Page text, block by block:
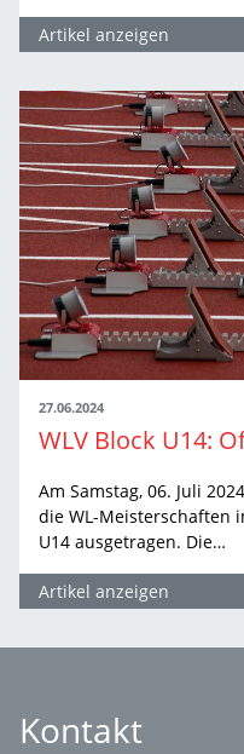
Artikel anzeigen
27.06.2024
Am Samstag, 06. Juli
die WL-Meisterschaften
U14 ausgetragen. Die…
Artikel anzeigen
Kontakt